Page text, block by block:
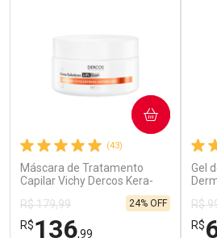
Ativar Desconto
Comprar sem Desconto
Comprar sem Desconto
(43)
Máscara de Tratamento
Capilar Vichy Dercos Kera-
Solutions Ação Antifrizz
200ml
R$ 179,99
R$136,99
24% OFF
COMPRAR
Gel
R$
R$